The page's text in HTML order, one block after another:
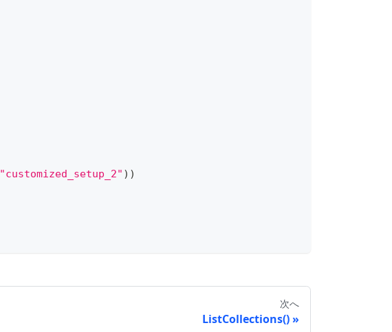
"customized_setup_2" ) )
次へ
ListCollections()